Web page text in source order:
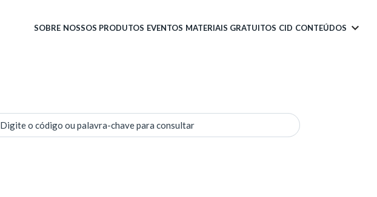
SOBRE NOSSOS PRODUTOS EVENTOS MATERIAIS GRATUITOS CID CONTEÚDOS
Digite o código ou palavra-chave para consultar